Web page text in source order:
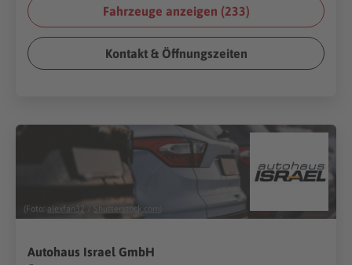
Fahrzeuge anzeigen (233)
Kontakt & Öffnungszeiten
(Foto: alexfan32 Shutterstock.com
Autohaus Israel GmbH